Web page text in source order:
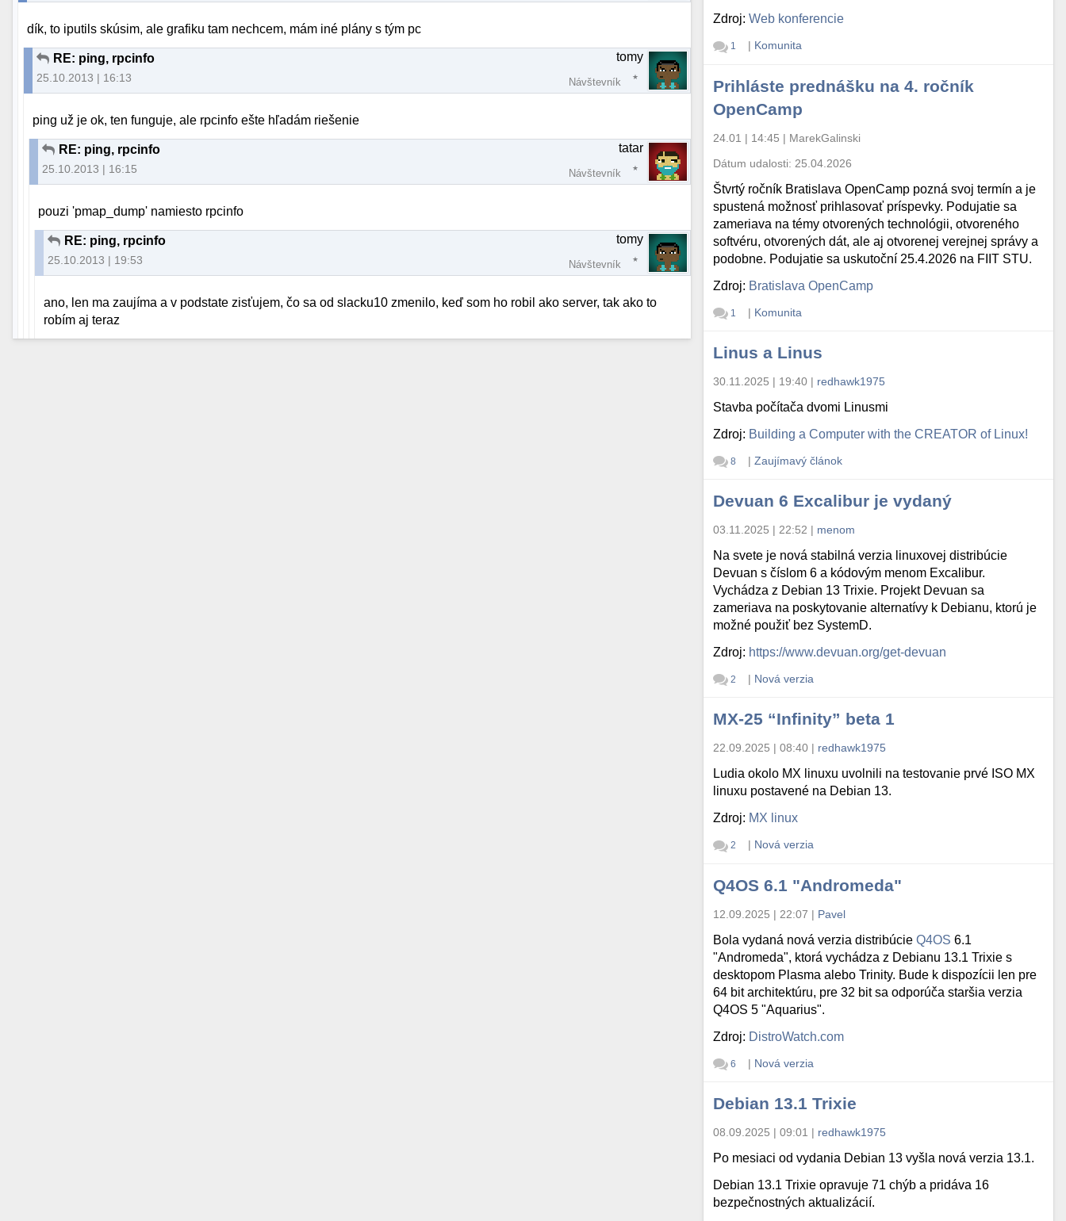
dík, to iputils skúsim, ale grafiku tam nechcem, mám iné plány s tým pc
RE: ping, rpcinfo
25.10.2013 | 16:13
tomy
Návštevník
ping už je ok, ten funguje, ale rpcinfo ešte hľadám riešenie
RE: ping, rpcinfo
25.10.2013 | 16:15
tatar
Návštevník
pouzi 'pmap_dump' namiesto rpcinfo
RE: ping, rpcinfo
25.10.2013 | 19:53
tomy
Návštevník
ano, len ma zaujíma a v podstate zisťujem, čo sa od slacku10 zmenilo, keď som ho robil ako server, tak ako to
robím aj teraz
Zdroj:Web konferencie
1 | Komunita
Prihláste prednášku na 4. ročník
OpenCamp
24.01 | 14:45 | MarekGalinski
Dátum udalosti: 25.04.2026
Štvrtý ročník Bratislava OpenCamp pozná svoj termín a je
spustená možnosť prihlasovať príspevky. Podujatie sa
zameriava na témy otvorených technológii, otvoreného
softvéru, otvorených dát, ale aj otvorenej verejnej správy a
podobne. Podujatie sa uskutoční 25.4.2026 na FIIT STU.
Zdroj: Bratislava OpenCamp
1 | Komunita
Linus a Linus
30.11.2025 | 19:40 | redhawk1975
Stavba počítača dvomi Linusmi
Zdroj: Building a Computer with the CREATOR of Linux!
8 | Zaujímavý článok
Devuan 6 Excalibur je vydaný
03.11.2025 | 22:52 | menom
Na svete je nová stabilná verzia linuxovej distribúcie
Devuan s číslom 6 a kódovým menom Excalibur.
Vychádza z Debian 13 Trixie. Projekt Devuan sa
zameriava na poskytovanie alternatívy k Debianu, ktorú je
možné použiť bez SystemD.
Zdroj: https://www.devuan.org/get-devuan
2 | Nová verzia
MX-25 “Infinity” beta 1
22.09.2025 | 08:40 | redhawk1975
Ludia okolo MX linuxu uvolnili na testovanie prvé ISO MX
linuxu postavené na Debian 13.
Zdroj: MX linux
2 | Nová verzia
Q4OS 6.1 "Andromeda"
12.09.2025 | 22:07 | Pavel
Bola vydaná nová verzia distribúcieQ4OS 6.1
"Andromeda", ktorá vychádza z Debianu 13.1 Trixie s
desktopom Plasma alebo Trinity. Bude k dispozícii len pre
64 bit architektúru, pre 32 bit sa odporúča staršia verzia
Q4OS 5 "Aquarius".
Zdroj: DistroWatch.com
6 | Nová verzia
Debian 13.1 Trixie
08.09.2025 | 09:01 | redhawk1975
Po mesiaci od vydania Debian 13 vyšla nová verzia 13.1.
Debian 13.1 Trixie opravuje 71 chýb a pridáva 16
bezpečnostných aktualizácií.